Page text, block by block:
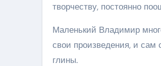
творчеству, постоянно
Маленький Владимир
свои произведения, и сам
глины.